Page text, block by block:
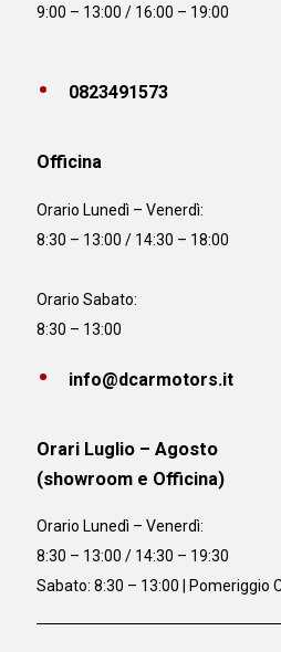
9:00 – 13:00 / 16:00 – 19:00
0823491573
Officina
Orario Lunedì – Venerdì:
8:30 – 13:00 / 14:30 – 18:00
Orario Sabato:
8:30 – 13:00
info@dcarmotors.it
Orari Luglio – Agosto
(showroom e Officina)
Orario Lunedì – Venerdì:
8:30 – 13:00 / 14:30 – 19:30
Sabato: 8:30 – 13:00 | Pomeriggio